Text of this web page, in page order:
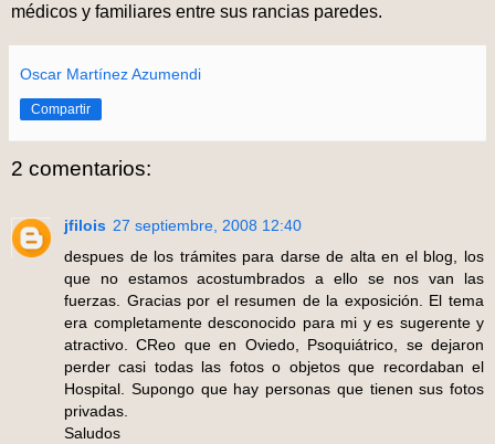
médicos y familiares entre sus rancias paredes.
Oscar Martínez Azumendi
Compartir
2 comentarios:
jfilois 27 septiembre, 2008 12:40
despues de los trámites para darse de alta en el blog, los
que no estamos acostumbrados a ello se nos van las
fuerzas. Gracias por el resumen de la exposición. El tema
era completamente desconocido para mi y es sugerente y
atractivo. CReo que en Oviedo, Psoquiátrico, se dejaron
perder casi todas las fotos o objetos que recordaban el
Hospital. Supongo que hay personas que tienen sus fotos
privadas.
Saludos